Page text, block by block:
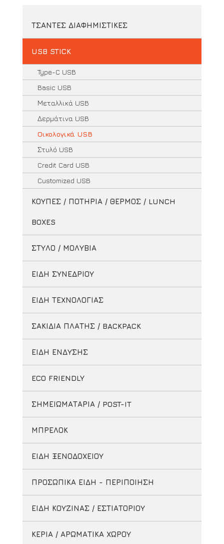
ΤΣΑΝΤΕΣ ΔΙΑΦΗΜΙΣΤΙΚΕΣ
USB STICK
Type-C USB
Basic USB
Μεταλλικά USB
Δερμάτινα USB
Οικολογικά USB
Στυλό USB
Credit Card USB
Customized USB
ΚΟΥΠΕΣ / ΠΟΤΗΡΙΑ / ΘΕΡΜΟΣ / LUNCH
BOXES
ΣΤΥΛΟ / ΜΟΛΥΒΙΑ
ΕΙΔΗ ΣΥΝΕΔΡΙΟΥ
ΕΙΔΗ ΤΕΧΝΟΛΟΓΙΑΣ
ΣΑΚΙΔΙΑ ΠΛΑΤΗΣ / BACKPACK
ΕΙΔΗ ΕΝΔΥΣΗΣ
ECO FRIENDLY
ΣΗΜΕΙΩΜΑΤΑΡΙΑ / POST-IT
ΜΠΡΕΛΟΚ
ΕΙΔΗ ΞΕΝΟΔΟΧΕΙΟΥ
ΠΡΟΣΩΠΙΚΑ ΕΙΔΗ - ΠΕΡΙΠΟΙΗΣΗ
ΕΙΔΗ ΚΟΥΖΙΝΑΣ / ΕΣΤΙΑΤΟΡΙΟΥ
ΚΕΡΙΑ / ΑΡΩΜΑΤΙΚΑ ΧΩΡΟΥ